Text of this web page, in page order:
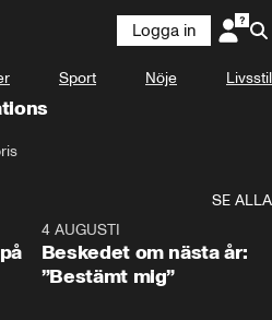
Logga in
Sport Nöje Livsstil
SE ALLA
4 AUGUSTI
Beskedet om nästa år:
”Bestämt mig”